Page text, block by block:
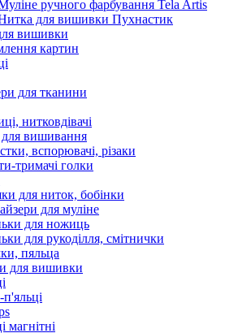
ручного фарбування Tela Artis
для вишивки Пухнастик
вишивки
картин
для тканини
нитковдівачі
вишивання
вспорювачі, різаки
тримачі голки
для ниток, бобінки
для муліне
для ножиць
для рукоділля, смітнички
пяльца
для вишивки
магнітні